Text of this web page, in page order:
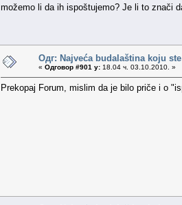
možemo li da ih ispoštujemo? Je li to znači
Одг: Najveća budalaština koju
« Одговор #901 у: 18.04 ч. 03.10.2010. »
Prekopaj Forum, mislim da je bilo priče i o